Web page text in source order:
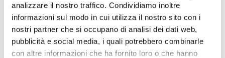
analizzare il nostro traffico. Condividiamo inoltre
informazioni sul modo in cui utilizza il nostro sito con i
nostri partner che si occupano di analisi dei dati web,
pubblicità e social media, i quali potrebbero combinarle
con altre informazioni che ha fornito loro o che hanno